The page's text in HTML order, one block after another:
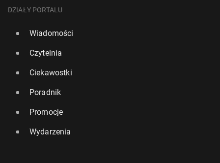
DZIAŁY PORTALU
Wiadomości
Czytelnia
Ciekawostki
Poradnik
Promocje
Wydarzenia